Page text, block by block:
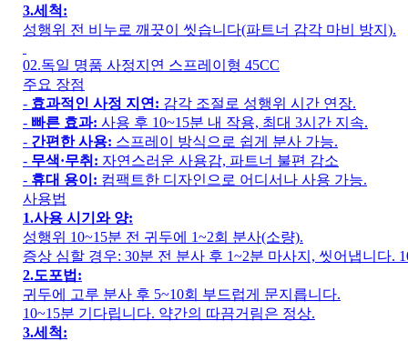
3.세척:
성행위 전 비누로 깨끗이 씻습니다(파트너 감각 마비 방지).
02.독일 명품 사정지연 스프레이형 45CC
주요 장점
- 효과적인 사정 지연: 감각 조절로 성행위 시간 연장.
- 빠른 효과: 사용 후 10~15분 내 작용, 최대 3시간 지속.
- 간편한 사용: 스프레이 방식으로 쉽게 분사 가능.
- 무색·무취: 자연스러운 사용감, 파트너 불편 감소
- 휴대 용이: 컴팩트한 디자인으로 어디서나 사용 가능.
사용법
1.사용 시기와 양:
성행위 10~15분 전 귀두에 1~2회 분사(소량).
증상 심할 경우: 30분 전 분사 후 1~2분 마사지, 씻어냅니다.
2.도포법:
귀두에 고루 분사 후 5~10회 부드럽게 문지릅니다.
10~15분 기다립니다. 약간의 따끔거림은 정상.
3.세척: